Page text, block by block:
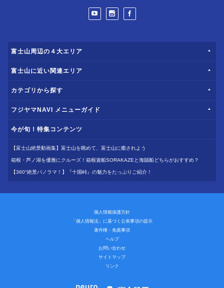
富士山周辺の４大エリア
富士山に近い関連エリア
カテゴリから探す
フジヤマNAVI メニューガイド
今が旬！特集コンテンツ
【富士山絶景動画集】富士山を眺めて、富士山に癒されよう
箱根・芦ノ湖を優雅にクルーズ！箱根遊船SORAKAZEと海賊船どちらがおすすめ？
【360°絶景パノラマ！】『十国峠』の魅力をたっぷりご紹介！
個人情報保護方針
「個人情報法」に基づく公表事項の提示
著作権・免責事項
ヘルプ
お問い合わせ
サイトマップ
リンク